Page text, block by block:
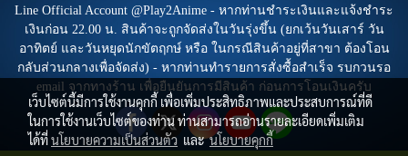
Line Official Account @Play2Anime - หากท่านชำระเงินและแจ้งชำระ
เงินก่อน 22.00 น. สินค้าจะถูกจัดส่งในวันรุ่งขึ้น (ยกเว้นวันเสาร์ วัน
อาทิตย์ และวันหยุดนักขัตฤกษ์ หรือ ในกรณีสินค้าอยู่ที่สาขา ต้องโอน
กลับส่วนกลางเพื่อจัดส่ง) - หากท่านทำรายการสั่งซื้อสำเร็จ รบกวนรอ
email จากทางร้าน เพื่อยืนยันการมีสินค้า ก่อนการโอนเงินครับ
เว็บไซต์นี้มีการใช้งานคุกกี้ เพื่อเพิ่มประสิทธิภาพและประสบการณ์ที่ดี
ในการใช้งานเว็บไซต์ของท่าน ท่านสามารถอ่านรายละเอียดเพิ่มเติม
ได้ที่นโยบายความเป็นส่วนตัว และนโยบายคุกกี้